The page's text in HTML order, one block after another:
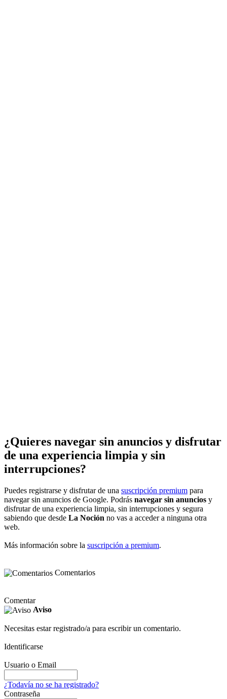
¿Quieres navegar sin anuncios y disfrutar
de una experiencia limpia y sin
interrupciones?
Puedes registrarse y disfrutar de una suscripción premium para
navegar sin anuncios de Google. Podrás navegar sin anuncios y
disfrutar de una experiencia limpia, sin interrupciones y segura
sabiendo que desde La Noción no vas a acceder a ninguna otra
web.
Más información sobre la suscripción a premium.
Comentarios
Comentar
Aviso
Necesitas estar registrado/a para escribir un comentario.
Identificarse
Usuario o Email
¿Todavía no se ha registrado?
Contraseña